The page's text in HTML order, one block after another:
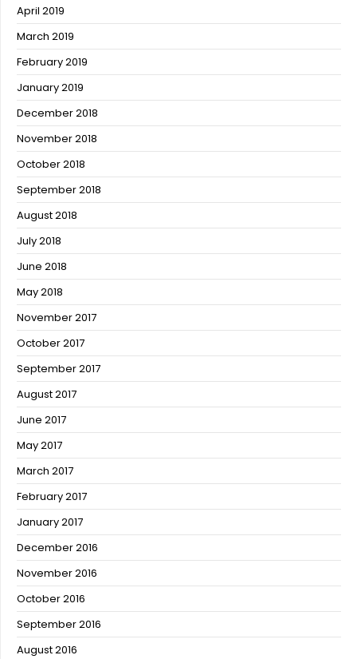
April 2019
March 2019
February 2019
January 2019
December 2018
November 2018
October 2018
September 2018
August 2018
July 2018
June 2018
May 2018
November 2017
October 2017
September 2017
August 2017
June 2017
May 2017
March 2017
February 2017
January 2017
December 2016
November 2016
October 2016
September 2016
August 2016